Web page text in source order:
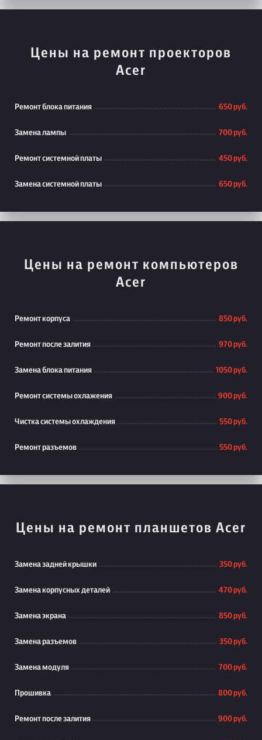
Цены на ремонт проекторов
Acer
Ремонт блока питания 650 руб.
Замена лампы 700 руб.
Ремонт системной платы 450 руб.
Замена системной платы 650 руб.
Цены на ремонт компьютеров
Acer
Ремонт корпуса 850 руб.
Ремонт после залития 970 руб.
Замена блока питания 1050 руб.
Ремонт системы охлажения 900 руб.
Чистка системы охлаждения 550 руб.
Ремонт разъемов 550 руб.
Цены на ремонт планшетов Acer
Замена задней крышки 350 руб.
Замена корпусных деталей 470 руб.
Замена экрана 850 руб.
Замена разъемов 350 руб.
Замена модуля 700 руб.
Прошивка 800 руб.
Ремонт после залития 900 руб.